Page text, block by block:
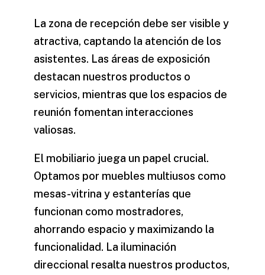
La zona de recepción debe ser visible y
atractiva, captando la atención de los
asistentes. Las áreas de exposición
destacan nuestros productos o
servicios, mientras que los espacios de
reunión fomentan interacciones
valiosas.
El mobiliario juega un papel crucial.
Optamos por muebles multiusos como
mesas-vitrina y estanterías que
funcionan como mostradores,
ahorrando espacio y maximizando la
funcionalidad. La iluminación
direccional resalta nuestros productos,